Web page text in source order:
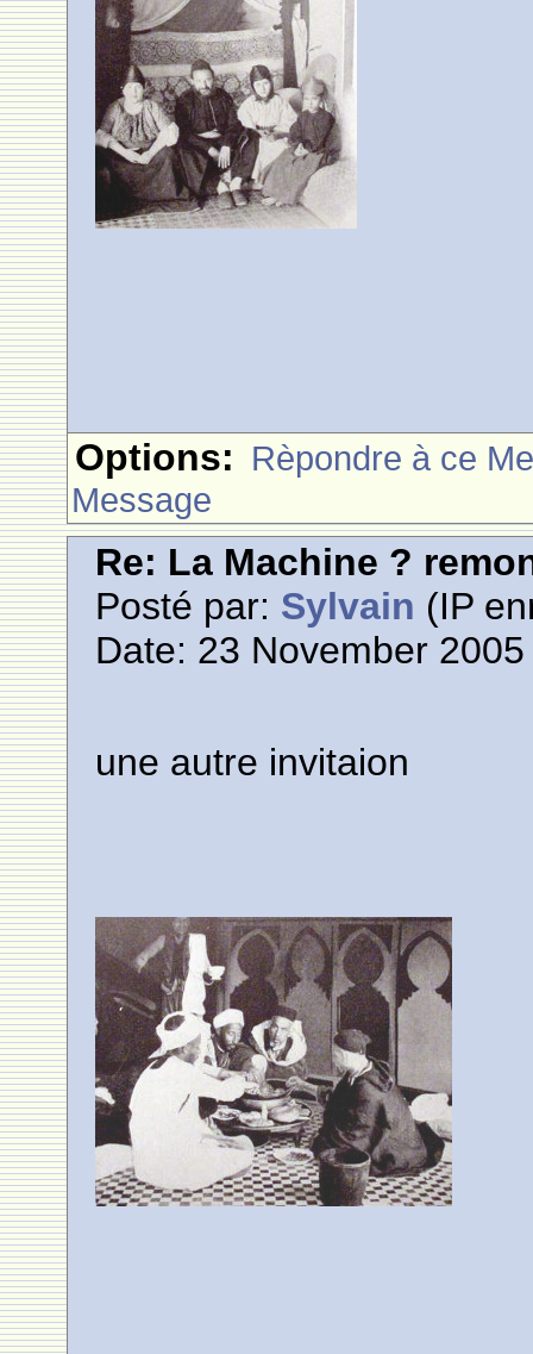
Options: Rèpondre à ce
Message
Re: La Machine ?
Posté par: Sylvain (IP
Date: 23 November
une autre invitaion